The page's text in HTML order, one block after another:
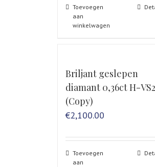
Toevoegen
aan
winkelwagen
Briljant geslepen
diamant 0,36ct H-VS2
(Copy)
€2,100.00
Toevoegen
aan